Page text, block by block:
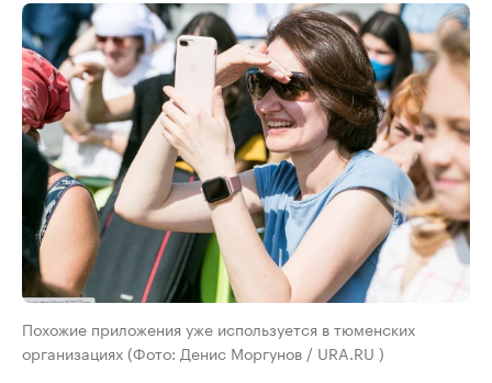
Похожие приложения уже используется в тюменских
организациях (Фото: Денис Моргунов / URA.RU )